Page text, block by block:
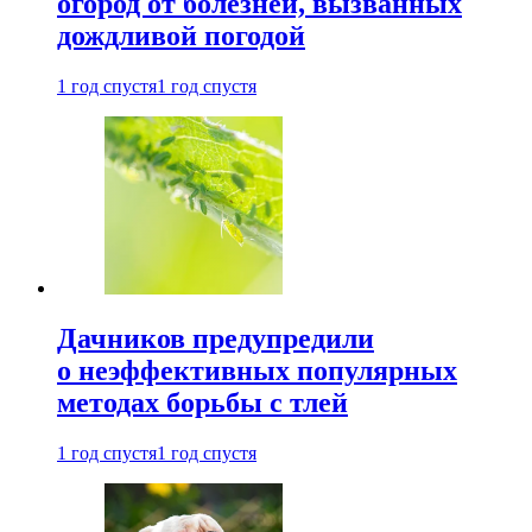
дождливой погодой
1 год спустя1 год спустя
Дачников предупредили
о неэффективных популярных
методах борьбы с тлей
1 год спустя1 год спустя